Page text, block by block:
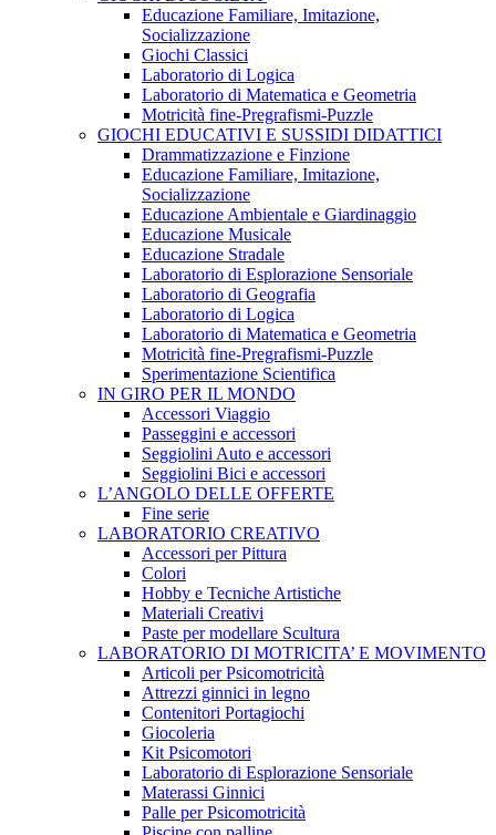
Educazione Familiare, Imitazione,
Socializzazione
Giochi Classici
Laboratorio di Logica
Laboratorio di Matematica e Geometria
Motricità fine-Pregrafismi-Puzzle
GIOCHI EDUCATIVI E SUSSIDI DIDATTICI
Drammatizzazione e Finzione
Educazione Familiare, Imitazione,
Socializzazione
Educazione Ambientale e Giardinaggio
Educazione Musicale
Educazione Stradale
Laboratorio di Esplorazione Sensoriale
Laboratorio di Geografia
Laboratorio di Logica
Laboratorio di Matematica e Geometria
Motricità fine-Pregrafismi-Puzzle
Sperimentazione Scientifica
IN GIRO PER IL MONDO
Accessori Viaggio
Passeggini e accessori
Seggiolini Auto e accessori
Seggiolini Bici e accessori
L’ANGOLO DELLE OFFERTE
Fine serie
LABORATORIO CREATIVO
Accessori per Pittura
Colori
Hobby e Tecniche Artistiche
Materiali Creativi
Paste per modellare Scultura
LABORATORIO DI MOTRICITA’ E MOVIMENTO
Articoli per Psicomotricità
Attrezzi ginnici in legno
Contenitori Portagiochi
Giocoleria
Kit Psicomotori
Laboratorio di Esplorazione Sensoriale
Materassi Ginnici
Palle per Psicomotricità